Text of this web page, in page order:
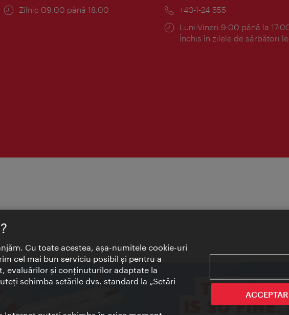
Program:
Zilnic 09:00 până 18:00
Telefon:
+43-1-24 555
Program:
Luni-Vineri 9:00 până la
Închis în zilele de sărbători
Cu toate acestea, aşa-numitele cookie-uri
cel mai bun serviciu posibil şi pentru a
evaluărilor şi conţinuturilor adaptate la
schimba setările dvs. standard la „Setări